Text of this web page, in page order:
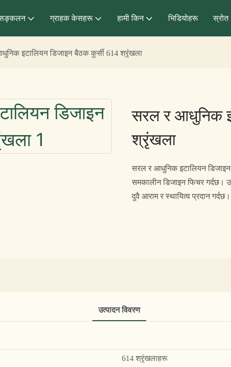
ग्राहक केसहरू हामी किन भिडियोहरू स्रोत
इटालियन डिजाइन बैठक कुर्सी 614 श्रृंखला
सरल र आधुनिक
श्रृंखला
सरल र आधुनिक इटालियन
समकालीन डिजाइन फिचर गर्दछ।
दुवै आराम र स्थायित्व प्रदान गर्दछ।
उत्पादन विवरण
614 श्रृंखलाहरू